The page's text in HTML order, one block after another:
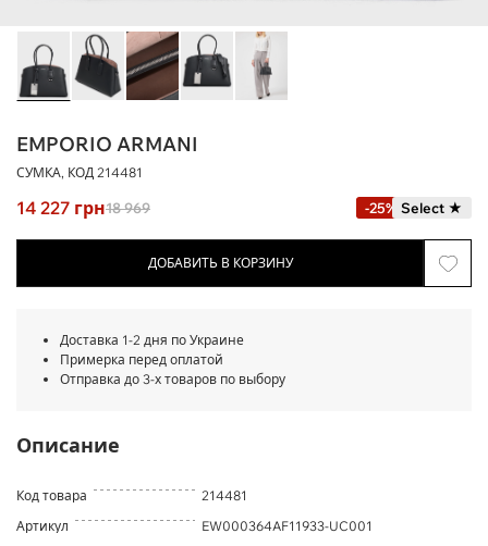
EMPORIO ARMANI
СУМКА, КОД 214481
14 227 грн18 969 -25% Select ★
ДОБАВИТЬ В КОРЗИНУ
Доставка 1-2 дня по Украине
Примерка перед оплатой
Отправка до 3-х товаров по выбору
Описание
Код товара
214481
Артикул
EW000364AF11933-UC001